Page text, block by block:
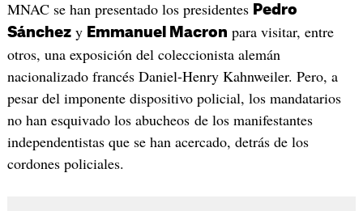
MNAC se han presentado los presidentes Pedro
Sánchezy Emmanuel Macron para visitar, entre
otros, una exposición del coleccionista alemán
nacionalizado francés Daniel-Henry Kahnweiler. Pero, a
pesar del imponente dispositivo policial, los mandatarios
no han esquivado los abucheos de los manifestantes
independentistas que se han acercado, detrás de los
cordones policiales.